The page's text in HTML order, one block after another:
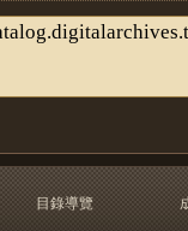
目錄導覽